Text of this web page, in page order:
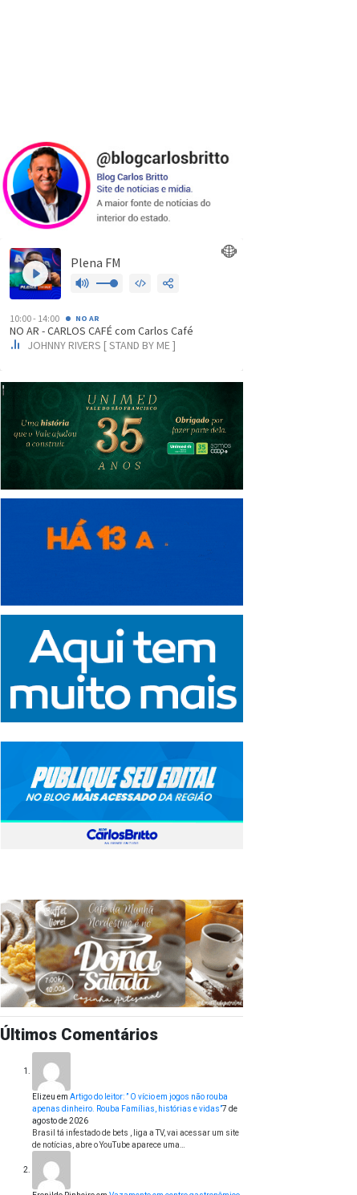
Últimos Comentários
Elizeu em Artigo do leitor: ” O vício em jogos não rouba
apenas dinheiro. Rouba Famílias, histórias e vidas”7 de
agosto de 2026
Brasil tá infestado de bets , liga a TV, vai acessar um site
de notícias, abre o YouTube aparece uma…